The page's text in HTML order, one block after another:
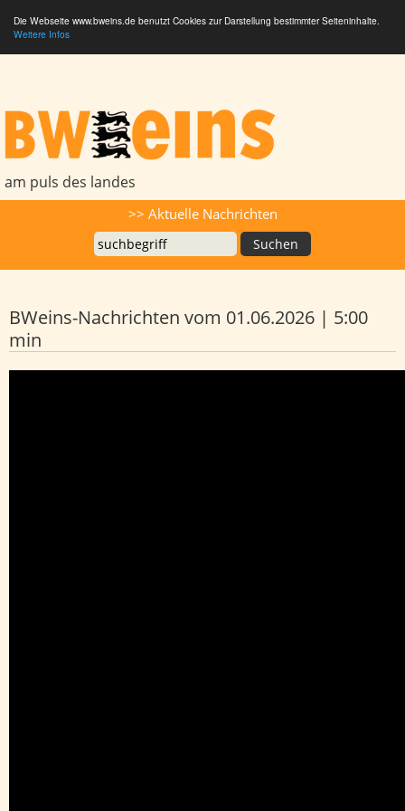
Die Webseite www.bweins.de benutzt Cookies zur Darstellung bestimmter Seiteninhalte.
Weitere Infos
am puls des landes
>> Aktuelle Nachrichten
BWeins-Nachrichten vom 01.06.2026 | 5:00
min